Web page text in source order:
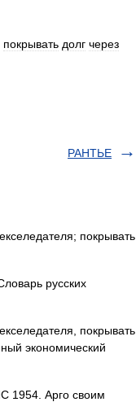
покрывать долг через
РАНТЬЕ
покрывать
русских
покрывать
экономический
1954. Арго своим